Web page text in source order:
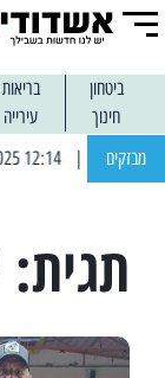
ביטחון בריאות
חינוך
עירייה
מבזקים
תגית: